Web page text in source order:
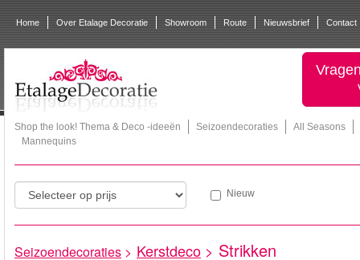
Home Over Etalage Decoratie Showroom Route Nieuwsbrief Contact
Shop the look! Thema & Deco -ideeën Seizoendecoraties
All Seasons
Mannequins
Nieuw
Seizoendecoraties > Kerstdeco > Strikken